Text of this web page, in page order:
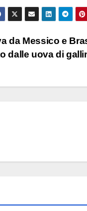
da Messico e
dalle uova di